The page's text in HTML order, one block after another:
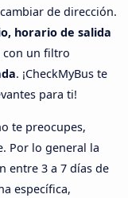
de dirección.
horario de salida
con un filtro
. ¡CheckMyBus te
para ti!
te preocupes,
Por lo general la
entre 3 a 7 días de
específica,